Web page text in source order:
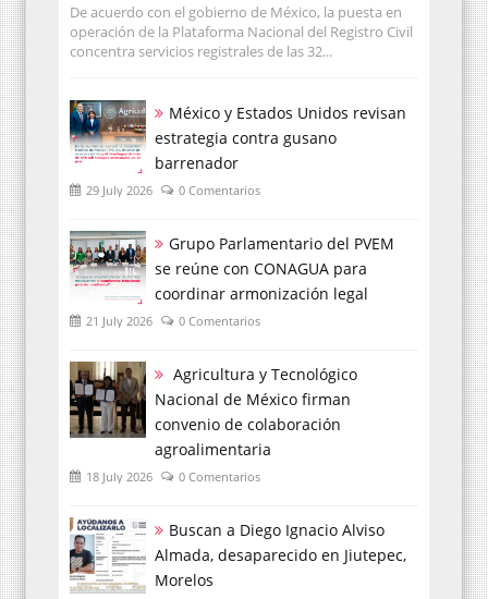
De acuerdo con el gobierno de México, la puesta en
operación de la Plataforma Nacional del Registro Civil
concentra servicios registrales de las 32...
México y Estados Unidos revisan
estrategia contra gusano
barrenador
29 July 2026 0 Comentarios
Grupo Parlamentario del PVEM
se reúne con CONAGUA para
coordinar armonización legal
21 July 2026 0 Comentarios
Agricultura y Tecnológico
Nacional de México firman
convenio de colaboración
agroalimentaria
18 July 2026 0 Comentarios
Buscan a Diego Ignacio Alviso
Almada, desaparecido en Jiutepec,
Morelos